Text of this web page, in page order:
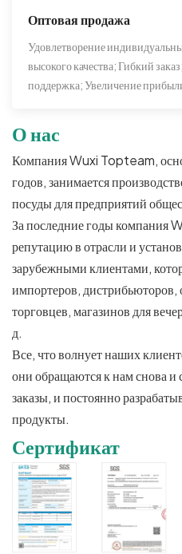
Оптовая продажа
Удовлетворение
высокого качества; Гибкий
поддержка; Увеличение
О нас
Компания Wuxi Topteam,
годов, занимается
посуды для предприятий
За последние годы компания
репутацию в отрасли и
зарубежными клиентами,
импортеров,
торговцев, магазинов для
д.
Все, что волнует наших
они обращаются к нам снова и
заказы, и постоянно
продукты.
Сертификат